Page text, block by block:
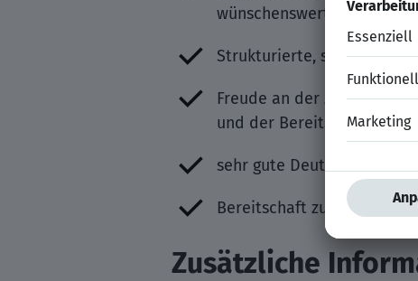
wünschenswert, eine
Strukturierte,
Freude an der
und der Bereitschaft,
sehr gute Deutsch- und
Bereitschaft zu
Zusätzliche